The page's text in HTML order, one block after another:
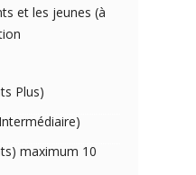
et les jeunes (à
Plus)
maximum 10